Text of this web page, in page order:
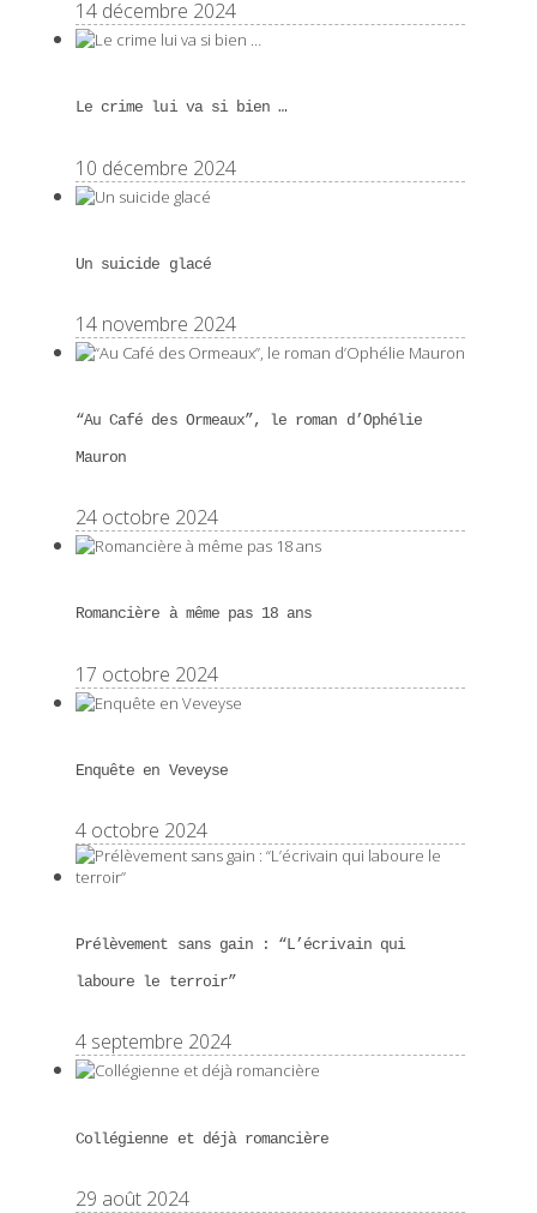
14 décembre 2024
Le crime lui va si bien …
10 décembre 2024
Un suicide glacé
14 novembre 2024
“Au Café des Ormeaux”, le roman d’Ophélie
Mauron
24 octobre 2024
Romancière à même pas 18 ans
17 octobre 2024
Enquête en Veveyse
4 octobre 2024
Prélèvement sans gain : “L’écrivain qui
laboure le terroir”
4 septembre 2024
Collégienne et déjà romancière
29 août 2024